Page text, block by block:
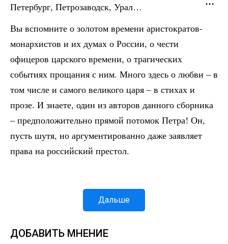
Петербург, Петрозаводск, Урал…
Вы вспомните о золотом времени аристократов-
монархистов и их думах о России, о чести
офицеров царского времени, о трагических
событиях прощания с ним. Много здесь о любви – в
том числе и самого великого царя – в стихах и
прозе. И знаете, один из авторов данного сборника
– предположительно прямой потомок Петра! Он,
пусть шутя, но аргументированно даже заявляет
права на российский престол.
Дальше
ДОБАВИТЬ МНЕНИЕ